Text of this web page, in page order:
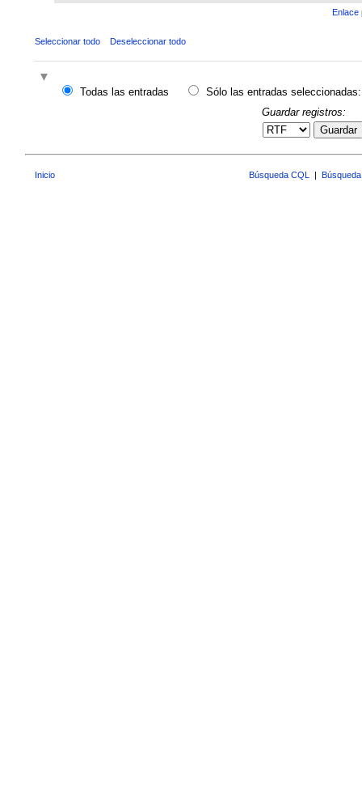
Enlace
Seleccionar todo Deseleccionar todo
Todas las entradas
Sólo las entradas seleccionadas:
Guardar registros:
Guardar
Inicio Búsqueda CQL